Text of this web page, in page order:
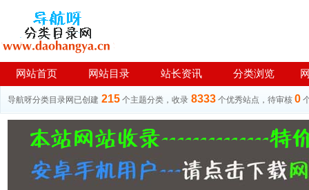
网站首页 网站目录 站长资讯 分类浏览
导航呀分类目录网已创建 215 个主题分类，收录 8333 个优秀站点，待审核 0